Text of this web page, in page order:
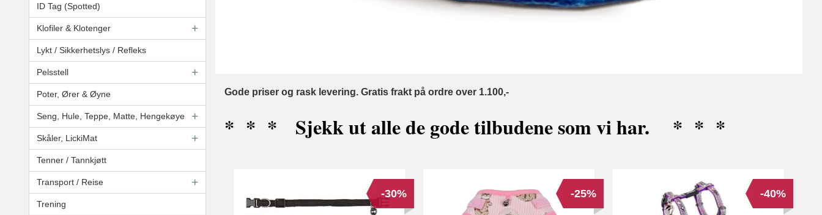
ID Tag (Spotted)
Klofiler & Klotenger
Lykt / Sikkerhetslys / Refleks
Pelsstell
Poter, Ører & Øyne
Seng, Hule, Teppe, Matte, Hengekøye
Skåler, LickiMat
Tenner / Tannkjøtt
Transport / Reise
Trening
Gode priser og rask levering. Gratis frakt på ordre over 1.100,-
* * * Sjekk ut alle de gode tilbudene som vi har. * * *
-30% -25% -40%